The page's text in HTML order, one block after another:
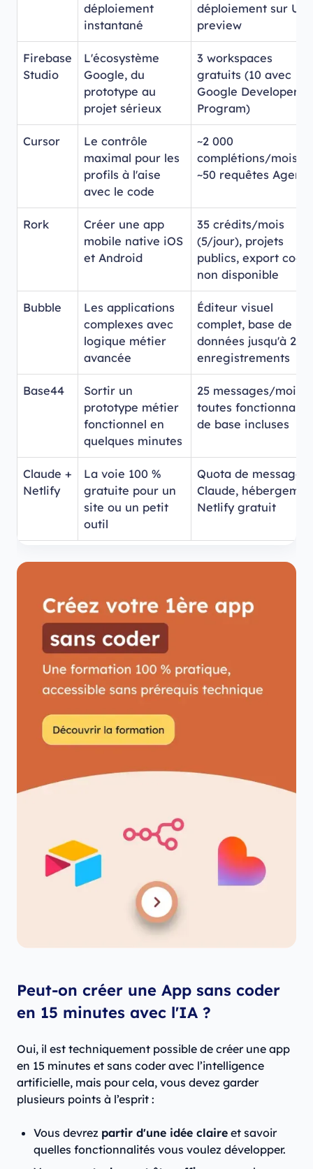
déploiement
instantané
déploiement sur
preview
Firebase
Studio
L'écosystème
Google, du
prototype au
projet sérieux
3 workspaces
gratuits (10 avec
Google Developer
Program)
Cursor
Le contrôle
maximal pour les
profils à l'aise
avec le code
~2 000
complétions/mois,
~50 requêtes Agent
Rork
Créer une app
mobile native iOS
et Android
35 crédits/mois
(5/jour), projets
publics, export code
non disponible
Bubble
Les applications
complexes avec
logique métier
avancée
Éditeur visuel
complet, base de
données jusqu'à 200
enregistrements
Base44
Sortir un
prototype métier
fonctionnel en
quelques minutes
25 messages/mois,
toutes
de base incluses
Claude +
Netlify
La voie 100 %
gratuite pour un
site ou un petit
outil
Quota de messages
Claude,
Netlify gratuit
Peut-on créer une App sans coder
en 15 minutes avec l'IA ?
Oui, il est techniquement possible de créer une app
en 15 minutes et sans coder avec l’intelligence
artificielle, mais pour cela, vous devez garder
plusieurs points à l’esprit :
Vous devrez partir d'une idée claire et savoir
quelles fonctionnalités vous voulez développer.